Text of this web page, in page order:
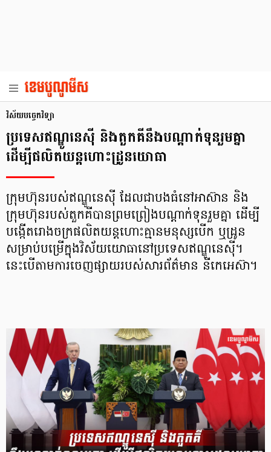
វិស័យបច្ចេកវិទ្យា
ប្រទេសឥណ្ឌូនេស៊ី និងតួកគីនឹងបណ្ដាក់ទុនរួមគ្នា
ដើម្បីផលិតយន្តហោះដ្រូនយោធា
ក្រុមហ៊ុនរបស់ឥណ្ឌូនេស៊ី ដែលជាបងធំនៅអាស៊ាន និង
ក្រុមហ៊ុនរបស់តួកគីបានព្រមព្រៀងបណ្តាក់ទុនរួមគ្នា ដើម្បី
បង្កើតរោងចក្រផលិតយន្តហោះគ្មានមនុស្សបើក ឬដ្រូន
សម្រាប់បម្រើក្នុងវិស័យយោធានៅប្រទេសឥណ្ឌូនេស៊ី។
នេះបើតាមការចេញផ្សាយរបស់សារព័ត៌មាន នីកេអេស៊ា។